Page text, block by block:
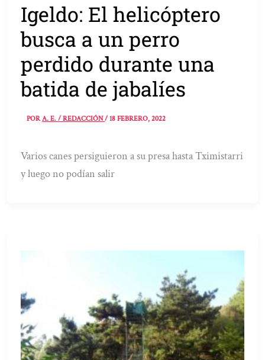
Igeldo: El helicóptero
busca a un perro
perdido durante una
batida de jabalíes
PORA. E. / REDACCIÓN/18 FEBRERO, 2022
Varios canes persiguieron a su presa hasta Tximistarri
y luego no podían salir